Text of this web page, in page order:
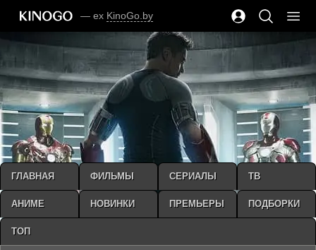
— ex KinoGo.by
ГЛАВНАЯ ФИЛЬМЫ СЕРИАЛЫ ТВ
АНИМЕ НОВИНКИ ПРЕМЬЕРЫ ПОДБОРКИ
ТОП